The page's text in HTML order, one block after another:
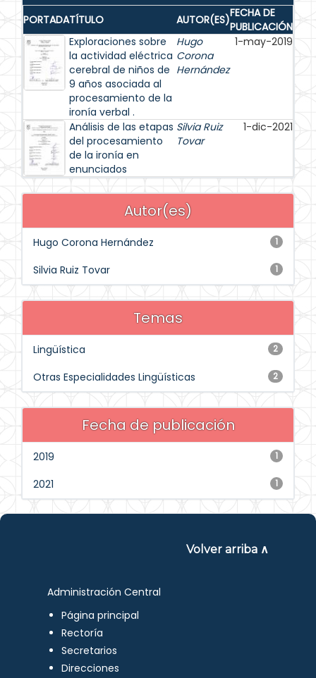
PORTADATÍTULO AUTOR(ES)FECHA DE
PUBLICACIÓN
Exploraciones sobre
la actividad eléctrica
cerebral de niños de
9 años asociada al
procesamiento de la
ironía verbal .
Hugo
Corona
Hernández
1-may-2019
Análisis de las etapas
del procesamiento
de la ironía en
enunciados
Silvia Ruiz
Tovar
1-dic-2021
Autor(es)
1
Hugo Corona Hernández
1
Silvia Ruiz Tovar
Temas
2
Lingüística
2
Otras Especialidades Lingüísticas
Fecha de publicación
1
2019
1
2021
Volver arriba ∧
Administración Central
Página principal
Rectoría
Secretarios
Direcciones